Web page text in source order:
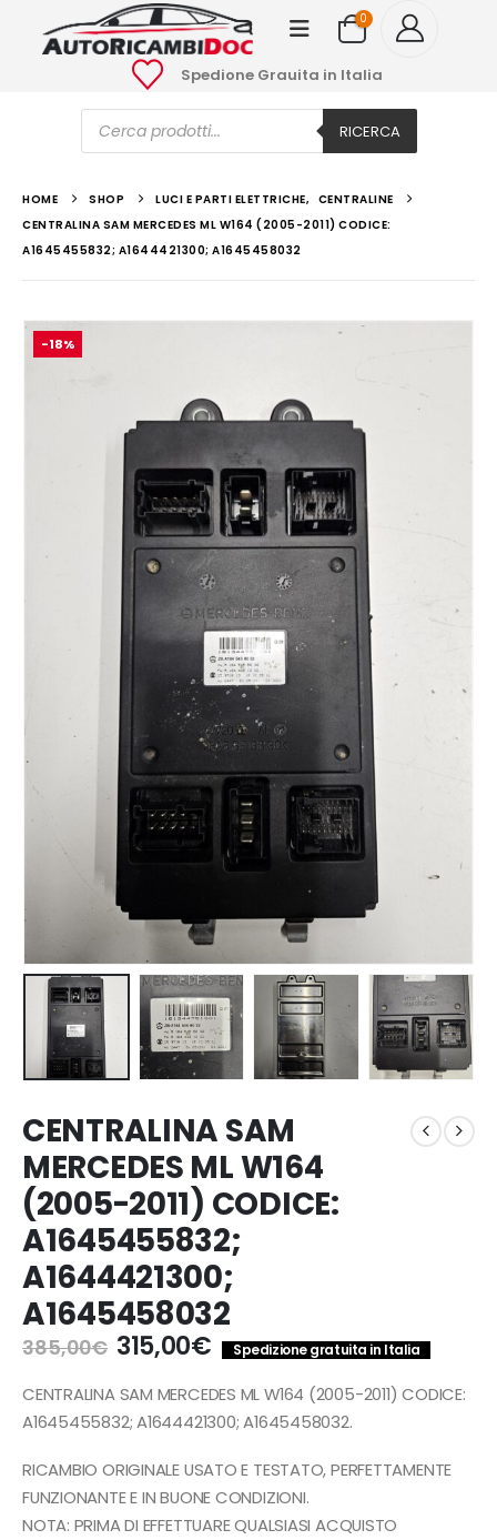
0
Spedione Grauita in Italia
Ricerca
prodotti RICERCA
HOME SHOP LUCI E PARTI ELETTRICHE, CENTRALINE
CENTRALINA SAM MERCEDES ML W164 (2005-2011) CODICE:
A1645455832; A1644421300; A1645458032
-18%
CENTRALINA SAM
MERCEDES ML W164
(2005-2011) CODICE:
A1645455832;
A1644421300;
A1645458032
385,00€ Il
prezzo
originale
era:
315,00€Il
prezzo
attuale
è:
Spedizione gratuita in Italia
CENTRALINA SAM MERCEDES ML W164 (2005-2011) CODICE:
A1645455832; A1644421300; A1645458032.
RICAMBIO ORIGINALE USATO E TESTATO, PERFETTAMENTE
FUNZIONANTE E IN BUONE CONDIZIONI.
NOTA: PRIMA DI EFFETTUARE QUALSIASI ACQUISTO